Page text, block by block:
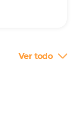
Ver todo